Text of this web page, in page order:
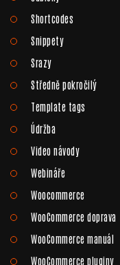
Shortcodes
Snippety
Srazy
Středně pokročilý
Template tags
Údržba
Video návody
Webináře
Woocommerce
WooCommerce doprava
WooCommerce manuál
WooCommerce pluginy